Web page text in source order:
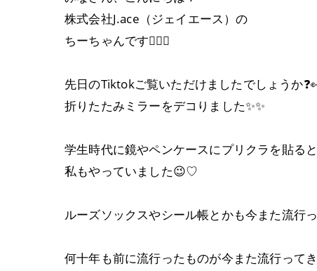
株式会社J.ace（ジェイエース）の
ちーちゃんです👷🏻‍♀️
先日のTiktokご覧いただけましたでしょうか
折りたたみミラーをデコりました✨️✨️
学生時代に鏡やペンケースにプリクラを貼る
私もやっていました😉♡
ルーズソックスやシール帳とかも今また流行
何十年も前に流行ったものが今また流行って